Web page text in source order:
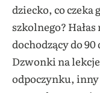
dziecko, co czeka
szkolnego?
dochodzący do
Dzwonki na
odpoczynku,